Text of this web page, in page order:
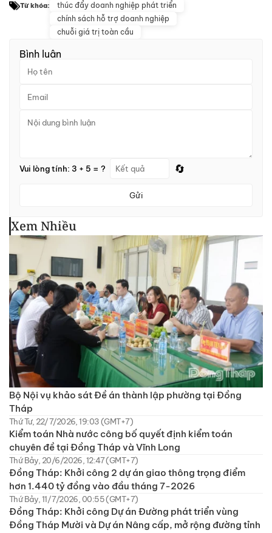
Từ khóa:
thúc đẩy doanh nghiệp phát triển
chính sách hỗ trợ doanh nghiệp
chuỗi giá trị toàn cầu
Bình luận
Vui lòng tính: 3 + 5 = ? 🔄
Gửi
Xem Nhiều
Bộ Nội vụ khảo sát Đề án thành lập phường tại Đồng
Tháp
Thứ Tư, 22/7/2026, 19:03 (GMT+7)
Kiểm toán Nhà nước công bố quyết định kiểm toán
chuyên đề tại Đồng Tháp và Vĩnh Long
Thứ Bảy, 20/6/2026, 12:47 (GMT+7)
Đồng Tháp: Khởi công 2 dự án giao thông trọng điểm
hơn 1.440 tỷ đồng vào đầu tháng 7-2026
Thứ Bảy, 11/7/2026, 00:55 (GMT+7)
Đồng Tháp: Khởi công Dự án Đường phát triển vùng
Đồng Tháp Mười và Dự án Nâng cấp, mở rộng đường tỉnh